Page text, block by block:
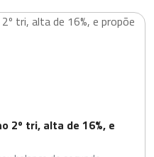
2º tri, alta de 16%, e